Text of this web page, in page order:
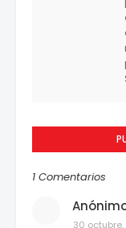
1 Comentarios
30